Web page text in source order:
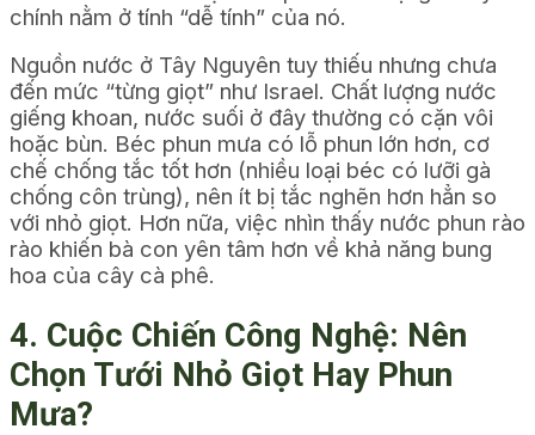
chính nằm ở tính “dễ tính” của nó.
Nguồn nước ở Tây Nguyên tuy thiếu nhưng chưa
đến mức “từng giọt” như Israel. Chất lượng nước
giếng khoan, nước suối ở đây thường có cặn vôi
hoặc bùn. Béc phun mưa có lỗ phun lớn hơn, cơ
chế chống tắc tốt hơn (nhiều loại béc có lưỡi gà
chống côn trùng), nên ít bị tắc nghẽn hơn hẳn so
với nhỏ giọt. Hơn nữa, việc nhìn thấy nước phun rào
rào khiến bà con yên tâm hơn về khả năng bung
hoa của cây cà phê.
4. Cuộc Chiến Công Nghệ: Nên
Chọn Tưới Nhỏ Giọt Hay Phun
Mưa?